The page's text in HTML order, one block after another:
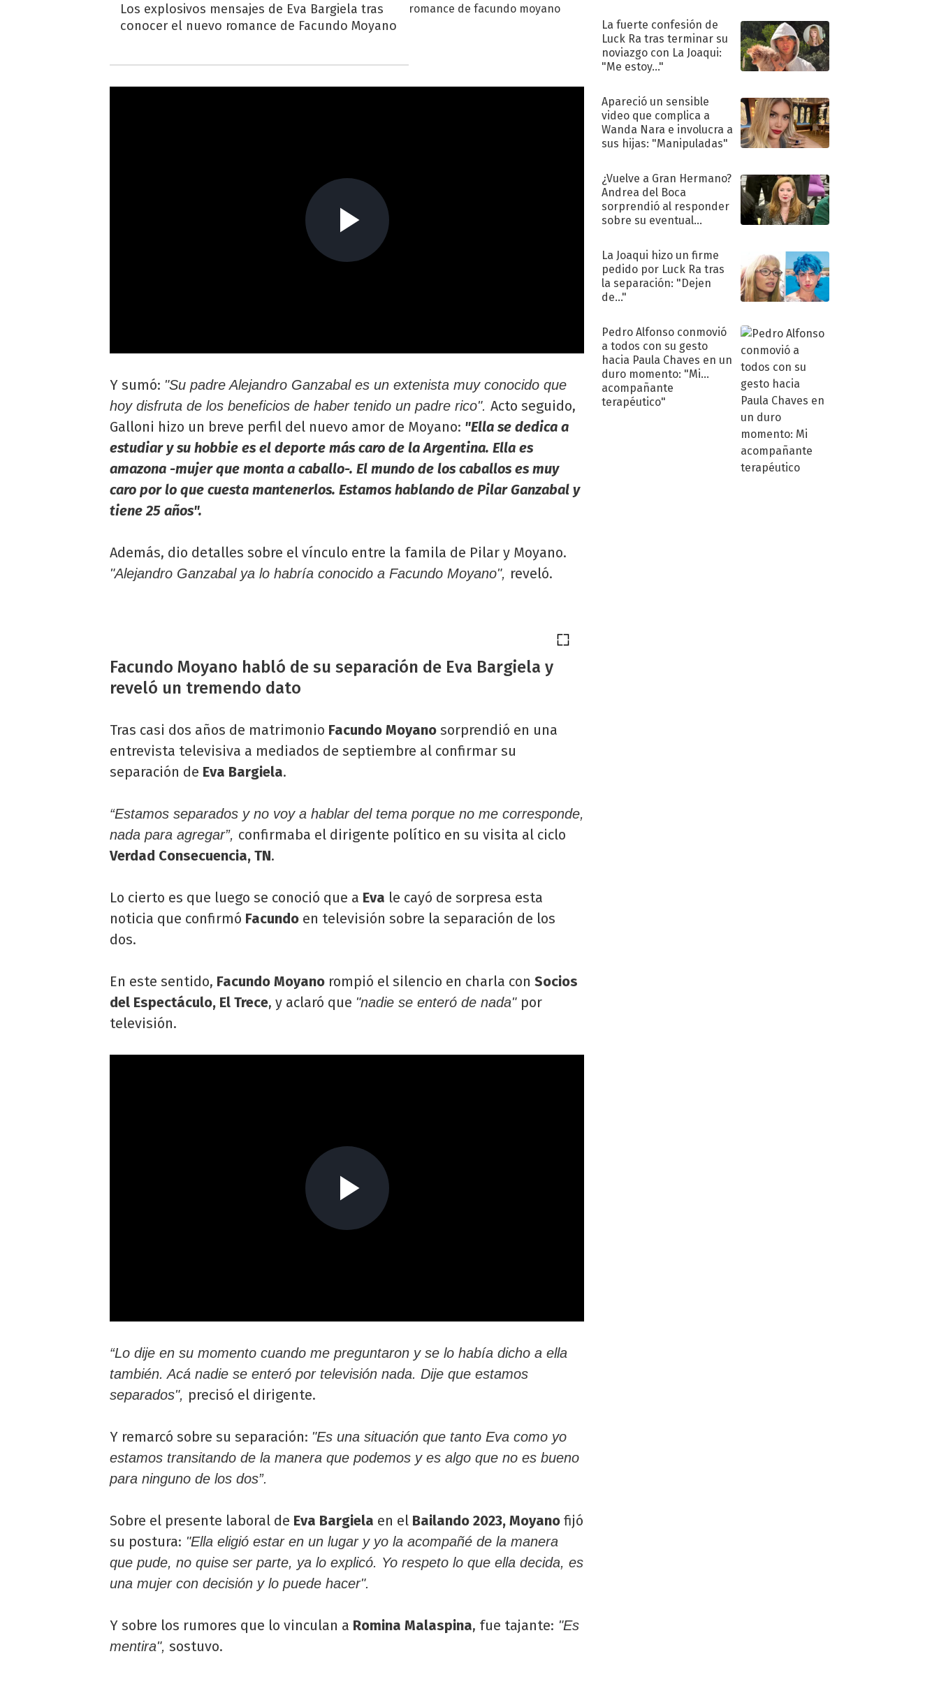
Los explosivos mensajes de Eva Bargiela tras
conocer el nuevo romance de Facundo Moyano
Y sumó: "Su padre Alejandro Ganzabal es un extenista muy conocido que
hoy disfruta de los beneficios de haber tenido un padre rico". Acto seguido,
Galloni hizo un breve perfil del nuevo amor de Moyano: "Ella se dedica a
estudiar y su hobbie es el deporte más caro de la Argentina. Ella es
amazona -mujer que monta a caballo-. El mundo de los caballos es muy
caro por lo que cuesta mantenerlos. Estamos hablando de Pilar Ganzabal y
tiene 25 años".
Además, dio detalles sobre el vínculo entre la famila de Pilar y Moyano.
"Alejandro Ganzabal ya lo habría conocido a Facundo Moyano", reveló.
Facundo Moyano habló de su separación de Eva Bargiela y
reveló un tremendo dato
Tras casi dos años de matrimonio Facundo Moyano sorprendió en una
entrevista televisiva a mediados de septiembre al confirmar su
separación de Eva Bargiela.
“Estamos separados y no voy a hablar del tema porque no me corresponde,
nada para agregar”, confirmaba el dirigente político en su visita al ciclo
Verdad Consecuencia, TN.
Lo cierto es que luego se conoció que a Eva le cayó de sorpresa esta
noticia que confirmó Facundo en televisión sobre la separación de los
dos.
En este sentido, Facundo Moyano rompió el silencio en charla con Socios
del Espectáculo, El Trece, y aclaró que "nadie se enteró de nada" por
televisión.
“Lo dije en su momento cuando me preguntaron y se lo había dicho a ella
también. Acá nadie se enteró por televisión nada. Dije que estamos
separados", precisó el dirigente.
Y remarcó sobre su separación: "Es una situación que tanto Eva como yo
estamos transitando de la manera que podemos y es algo que no es bueno
para ninguno de los dos”.
Sobre el presente laboral de Eva Bargiela en el Bailando 2023, Moyano fijó
su postura: "Ella eligió estar en un lugar y yo la acompañé de la manera
que pude, no quise ser parte, ya lo explicó. Yo respeto lo que ella decida, es
una mujer con decisión y lo puede hacer".
Y sobre los rumores que lo vinculan a Romina Malaspina, fue tajante: "Es
mentira", sostuvo.
La fuerte confesión de
Luck Ra tras terminar su
noviazgo con La Joaqui:
"Me estoy..."
Apareció un sensible
video que complica a
Wanda Nara e involucra a
sus hijas: "Manipuladas"
¿Vuelve a Gran Hermano?
Andrea del Boca
sorprendió al responder
sobre su eventual
La Joaqui hizo un firme
pedido por Luck Ra tras
la separación: "Dejen
de..."
Pedro Alfonso conmovió
a todos con su gesto
hacia Paula Chaves en un
duro momento: "Mi
acompañante
terapéutico"